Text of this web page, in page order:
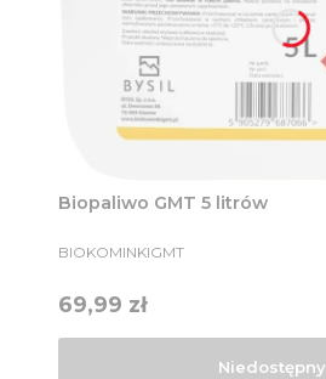
Biopaliwo GMT 5 litrów
PRODUCENT
BIOKOMINKIGMT
Cena
69,99 zł
Niedostępny